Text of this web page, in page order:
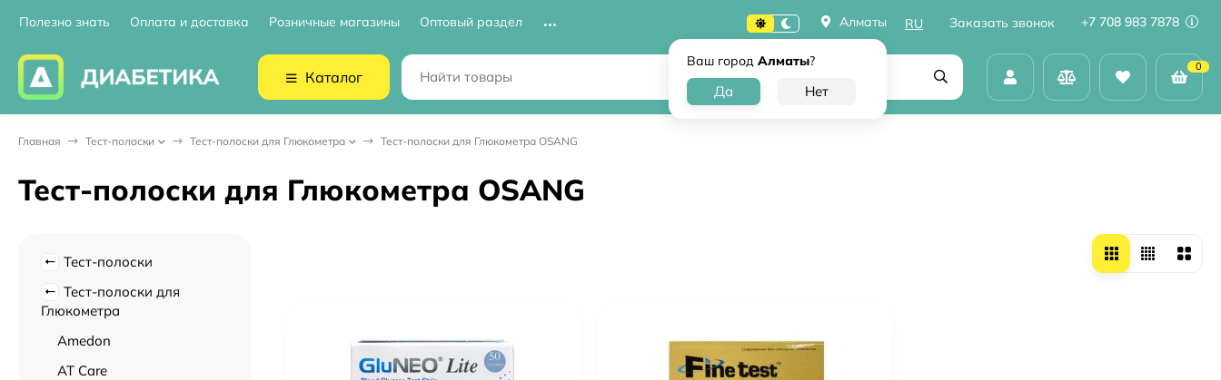
Полезно знать Оплата и доставка Розничные магазины Оптовый раздел Алматы
Ваш город Алматы?
RU Заказать звонок +7 708 983 7878
Каталог
0
Главная Тест-полоски Тест-полоски для Глюкометра Тест-полоски для Глюкометра OSANG
Тест-полоски для Глюкометра OSANG
Тест-полоски
Тест-полоски для
Глюкометра
Amedon
AT Care